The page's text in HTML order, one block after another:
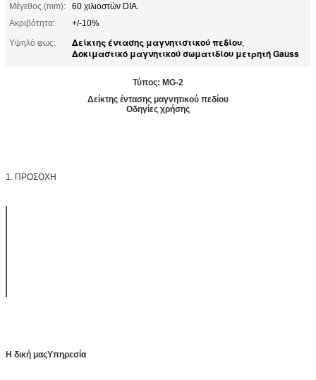
Μέγεθος (mm):
60 χιλιοστών DIA.
Ακριβότητα:
+/-10%
Υψηλό φως:
Δείκτης έντασης μαγνητιστικού πεδίου,
Δοκιμαστικό μαγνητικού σωματιδίου μετρητή Gauss
Τύπος: MG-2
Δείκτης έντασης μαγνητικού πεδίου
Οδηγίες χρήσης
1. ΠΡΟΣΟΧΗ
Η δική μαςΥπηρεσία